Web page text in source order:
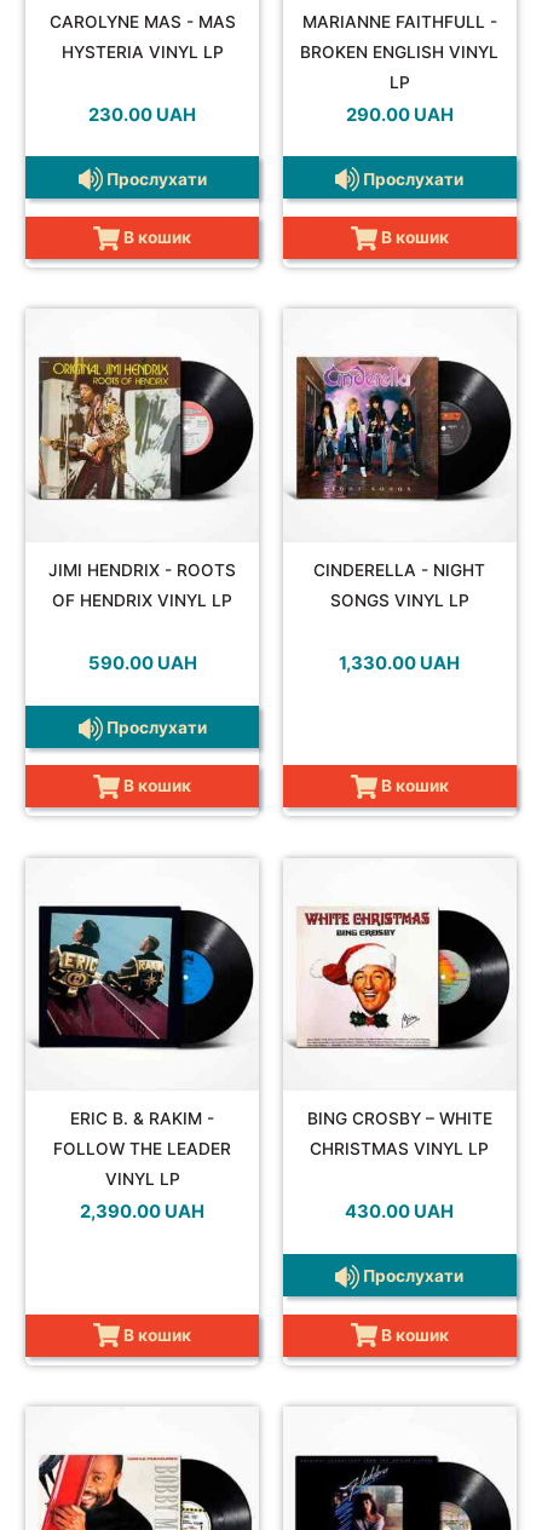
CAROLYNE MAS - MAS
HYSTERIA VINYL LP
230.00 UAH
Прослухати
В кошик
MARIANNE FAITHFULL -
BROKEN ENGLISH VINYL
LP
290.00 UAH
Прослухати
В кошик
JIMI HENDRIX - ROOTS
OF HENDRIX VINYL LP
590.00 UAH
Прослухати
В кошик
CINDERELLA - NIGHT
SONGS VINYL LP
1,330.00 UAH
В кошик
ERIC B. & RAKIM -
FOLLOW THE LEADER
VINYL LP
2,390.00 UAH
В кошик
BING CROSBY – WHITE
CHRISTMAS VINYL LP
430.00 UAH
Прослухати
В кошик
COMPILATION